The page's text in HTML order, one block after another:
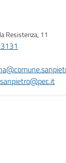
Resistenza, 11